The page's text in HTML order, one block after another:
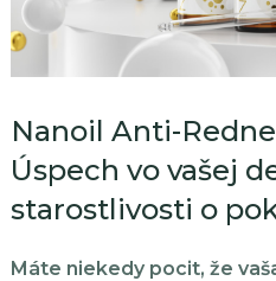
Nanoil Anti-
Úspech vo vašej
starostlivosti o
Máte niekedy pocit, že